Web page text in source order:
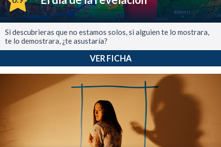
Si descubrieras que no estamos solos, si alguien te lo mostrara,
te lo demostrara, ¿te asustaría?
VER FICHA